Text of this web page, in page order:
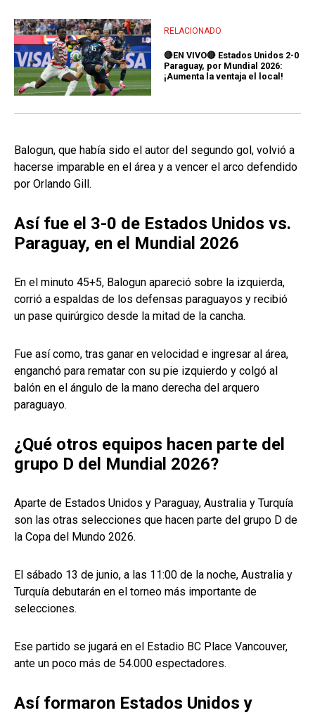
RELACIONADO
🔴EN VIVO🔴 Estados Unidos 2-0
Paraguay, por Mundial 2026:
¡Aumenta la ventaja el local!
Balogun, que había sido el autor del segundo gol, volvió a
hacerse imparable en el área y a vencer el arco defendido
por Orlando Gill.
Así fue el 3-0 de Estados Unidos vs.
Paraguay, en el Mundial 2026
En el minuto 45+5, Balogun apareció sobre la izquierda,
corrió a espaldas de los defensas paraguayos y recibió
un pase quirúrgico desde la mitad de la cancha.
Fue así como, tras ganar en velocidad e ingresar al área,
enganchó para rematar con su pie izquierdo y colgó al
balón en el ángulo de la mano derecha del arquero
paraguayo.
¿Qué otros equipos hacen parte del
grupo D del Mundial 2026?
Aparte de Estados Unidos y Paraguay, Australia y Turquía
son las otras selecciones que hacen parte del grupo D de
la Copa del Mundo 2026.
El sábado 13 de junio, a las 11:00 de la noche, Australia y
Turquía debutarán en el torneo más importante de
selecciones.
Ese partido se jugará en el Estadio BC Place Vancouver,
ante un poco más de 54.000 espectadores.
Así formaron Estados Unidos y